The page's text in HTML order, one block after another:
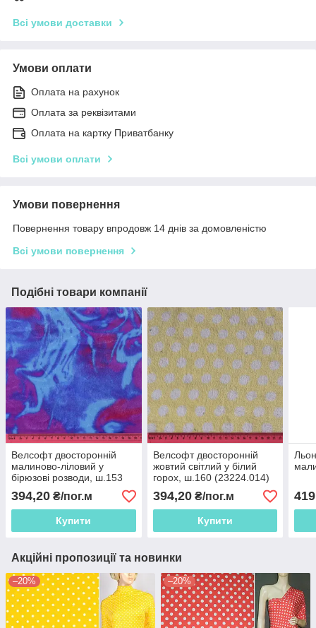
Всі умови доставки
Умови оплати
Оплата на рахунок
Оплата за реквізитами
Оплата на картку Приватбанку
Всі умови оплати
Умови повернення
Повернення товару впродовж 14 днів за домовленістю
Всі умови повернення
Подібні товари компанії
Велсофт двосторонній
малиново-ліловий у
бірюзові розводи, ш.153
(23224.012)
394,20 ₴/пог.м
Купити
Велсофт двосторонній
жовтий світлий у білий
горох, ш.160 (23224.014)
394,20₴/пог.м
Купити
Акційні пропозиції та новинки
–20% –20%